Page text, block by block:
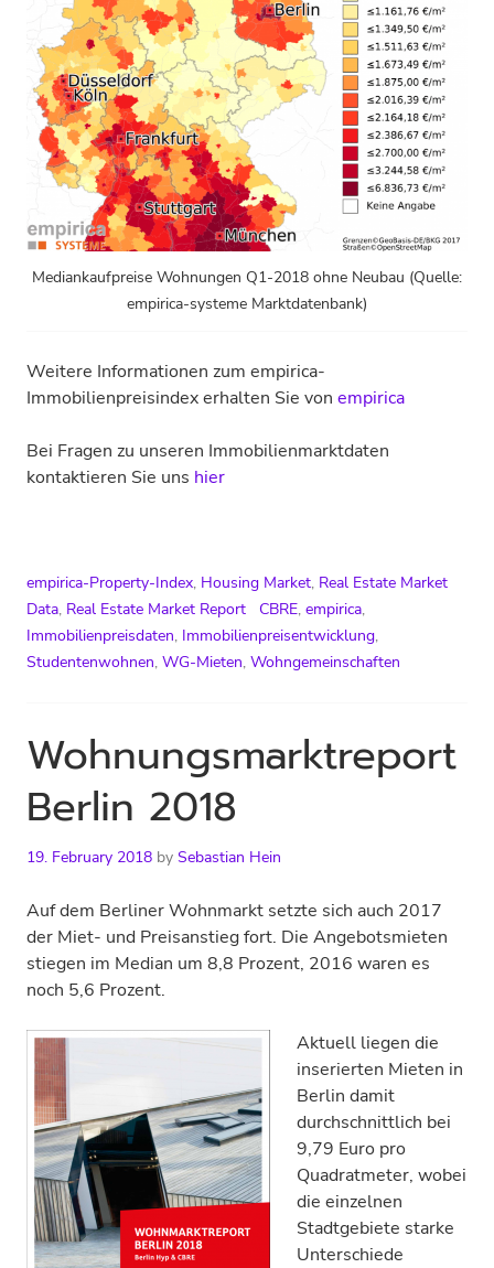
Mediankaufpreise Wohnungen Q1-2018 ohne Neubau (Quelle:
empirica-systeme Marktdatenbank)
Weitere Informationen zum empirica-
Immobilienpreisindex erhalten Sie von empirica
Bei Fragen zu unseren Immobilienmarktdaten
kontaktieren Sie uns hier
empirica-Property-Index, Housing Market, Real Estate Market
Data, Real Estate Market Report CBRE, empirica,
Immobilienpreisdaten, Immobilienpreisentwicklung,
Studentenwohnen, WG-Mieten, Wohngemeinschaften
Wohnungsmarktreport
Berlin 2018
19. February 2018 by Sebastian Hein
Auf dem Berliner Wohnmarkt setzte sich auch 2017
der Miet- und Preisanstieg fort. Die Angebotsmieten
stiegen im Median um 8,8 Prozent, 2016 waren es
noch 5,6 Prozent.
Aktuell liegen die
inserierten Mieten in
Berlin damit
durchschnittlich bei
9,79 Euro pro
Quadratmeter, wobei
die einzelnen
Stadtgebiete starke
Unterschiede